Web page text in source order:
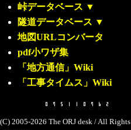
峠データベース ▼
隧道データベース ▼
地図URLコンバータ
pdf小ワザ集
「地方通信」Wiki
「工事タイムス」Wiki
(C) 2005-2026 The ORJ desk / All Rights